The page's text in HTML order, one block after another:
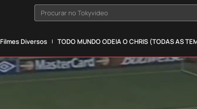
Procurar no Tokyvideo
Filmes Diversos TODO MUNDO ODEIA O CHRIS (TODAS AS